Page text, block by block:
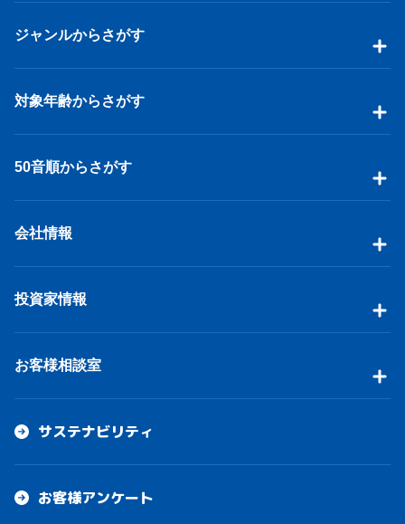
ジャンルからさがす
対象年齢からさがす
50音順からさがす
会社情報
投資家情報
お客様相談室
サステナビリティ
お客様アンケート